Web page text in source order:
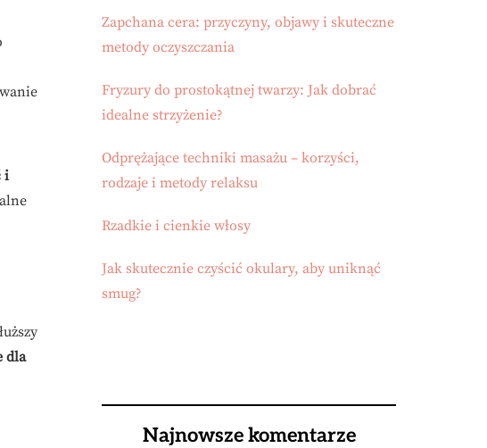
i
dla
Zapchana cera: przyczyny, objawy i skuteczne
metody oczyszczania
Fryzury do prostokątnej twarzy: Jak dobrać
idealne strzyżenie?
Odprężające techniki masażu – korzyści,
rodzaje i metody relaksu
Rzadkie i cienkie włosy
Jak skutecznie czyścić okulary, aby uniknąć
smug?
Najnowsze komentarze